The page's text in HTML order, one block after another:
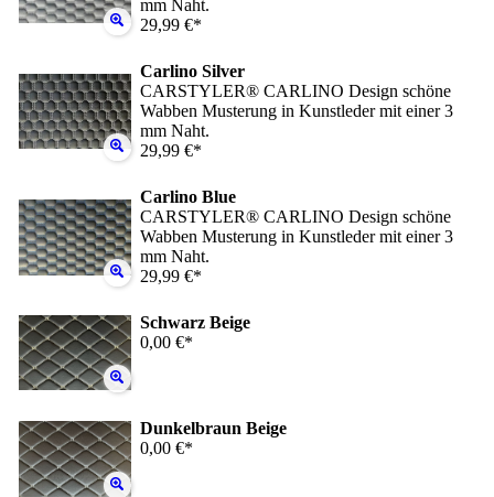
mm Naht.
29,99 €*
Carlino Silver
CARSTYLER® CARLINO Design schöne
Wabben Musterung in Kunstleder mit einer 3
mm Naht.
29,99 €*
Carlino Blue
CARSTYLER® CARLINO Design schöne
Wabben Musterung in Kunstleder mit einer 3
mm Naht.
29,99 €*
Schwarz Beige
0,00 €*
Dunkelbraun Beige
0,00 €*